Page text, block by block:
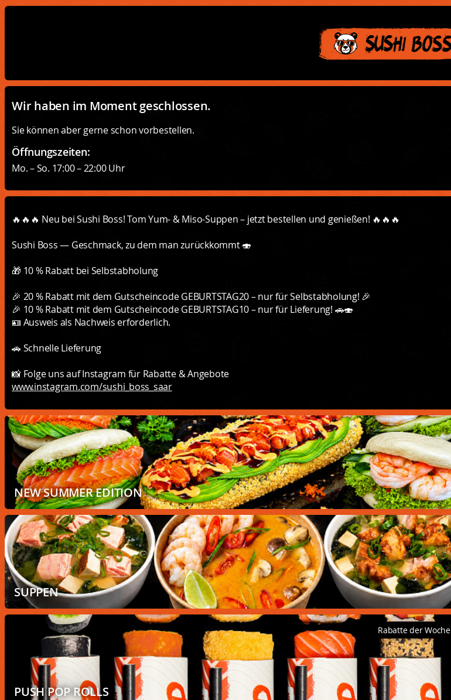
Wir haben im Moment geschlossen.
Sie können aber gerne schon vorbestellen.
Öffnungszeiten:
Mo. – So. 17:00 – 22:00 Uhr
🔥🔥🔥 Neu bei Sushi Boss! Tom Yum- & Miso-Suppen – jetzt bestellen und genießen! 🔥🔥🔥
Sushi Boss — Geschmack, zu dem man zurückkommt 🍣
🎁 10 % Rabatt bei Selbstabholung
🎉 20 % Rabatt mit dem Gutscheincode GEBURTSTAG20 – nur für Selbstabholung! 🎉
🎉 10 % Rabatt mit dem Gutscheincode GEBURTSTAG10 – nur für Lieferung! 🚗🍣
🪪 Ausweis als Nachweis erforderlich.
🚗 Schnelle Lieferung
📸 Folge uns auf Instagram für Rabatte & Angebote
www.instagram.com/sushi_boss_saar
NEW SUMMER EDITION
SUPPEN
PUSH POP ROLLS
Rabatte der Woche